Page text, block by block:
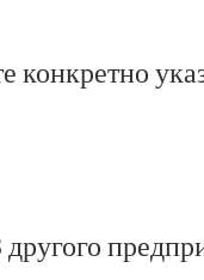
конкретно